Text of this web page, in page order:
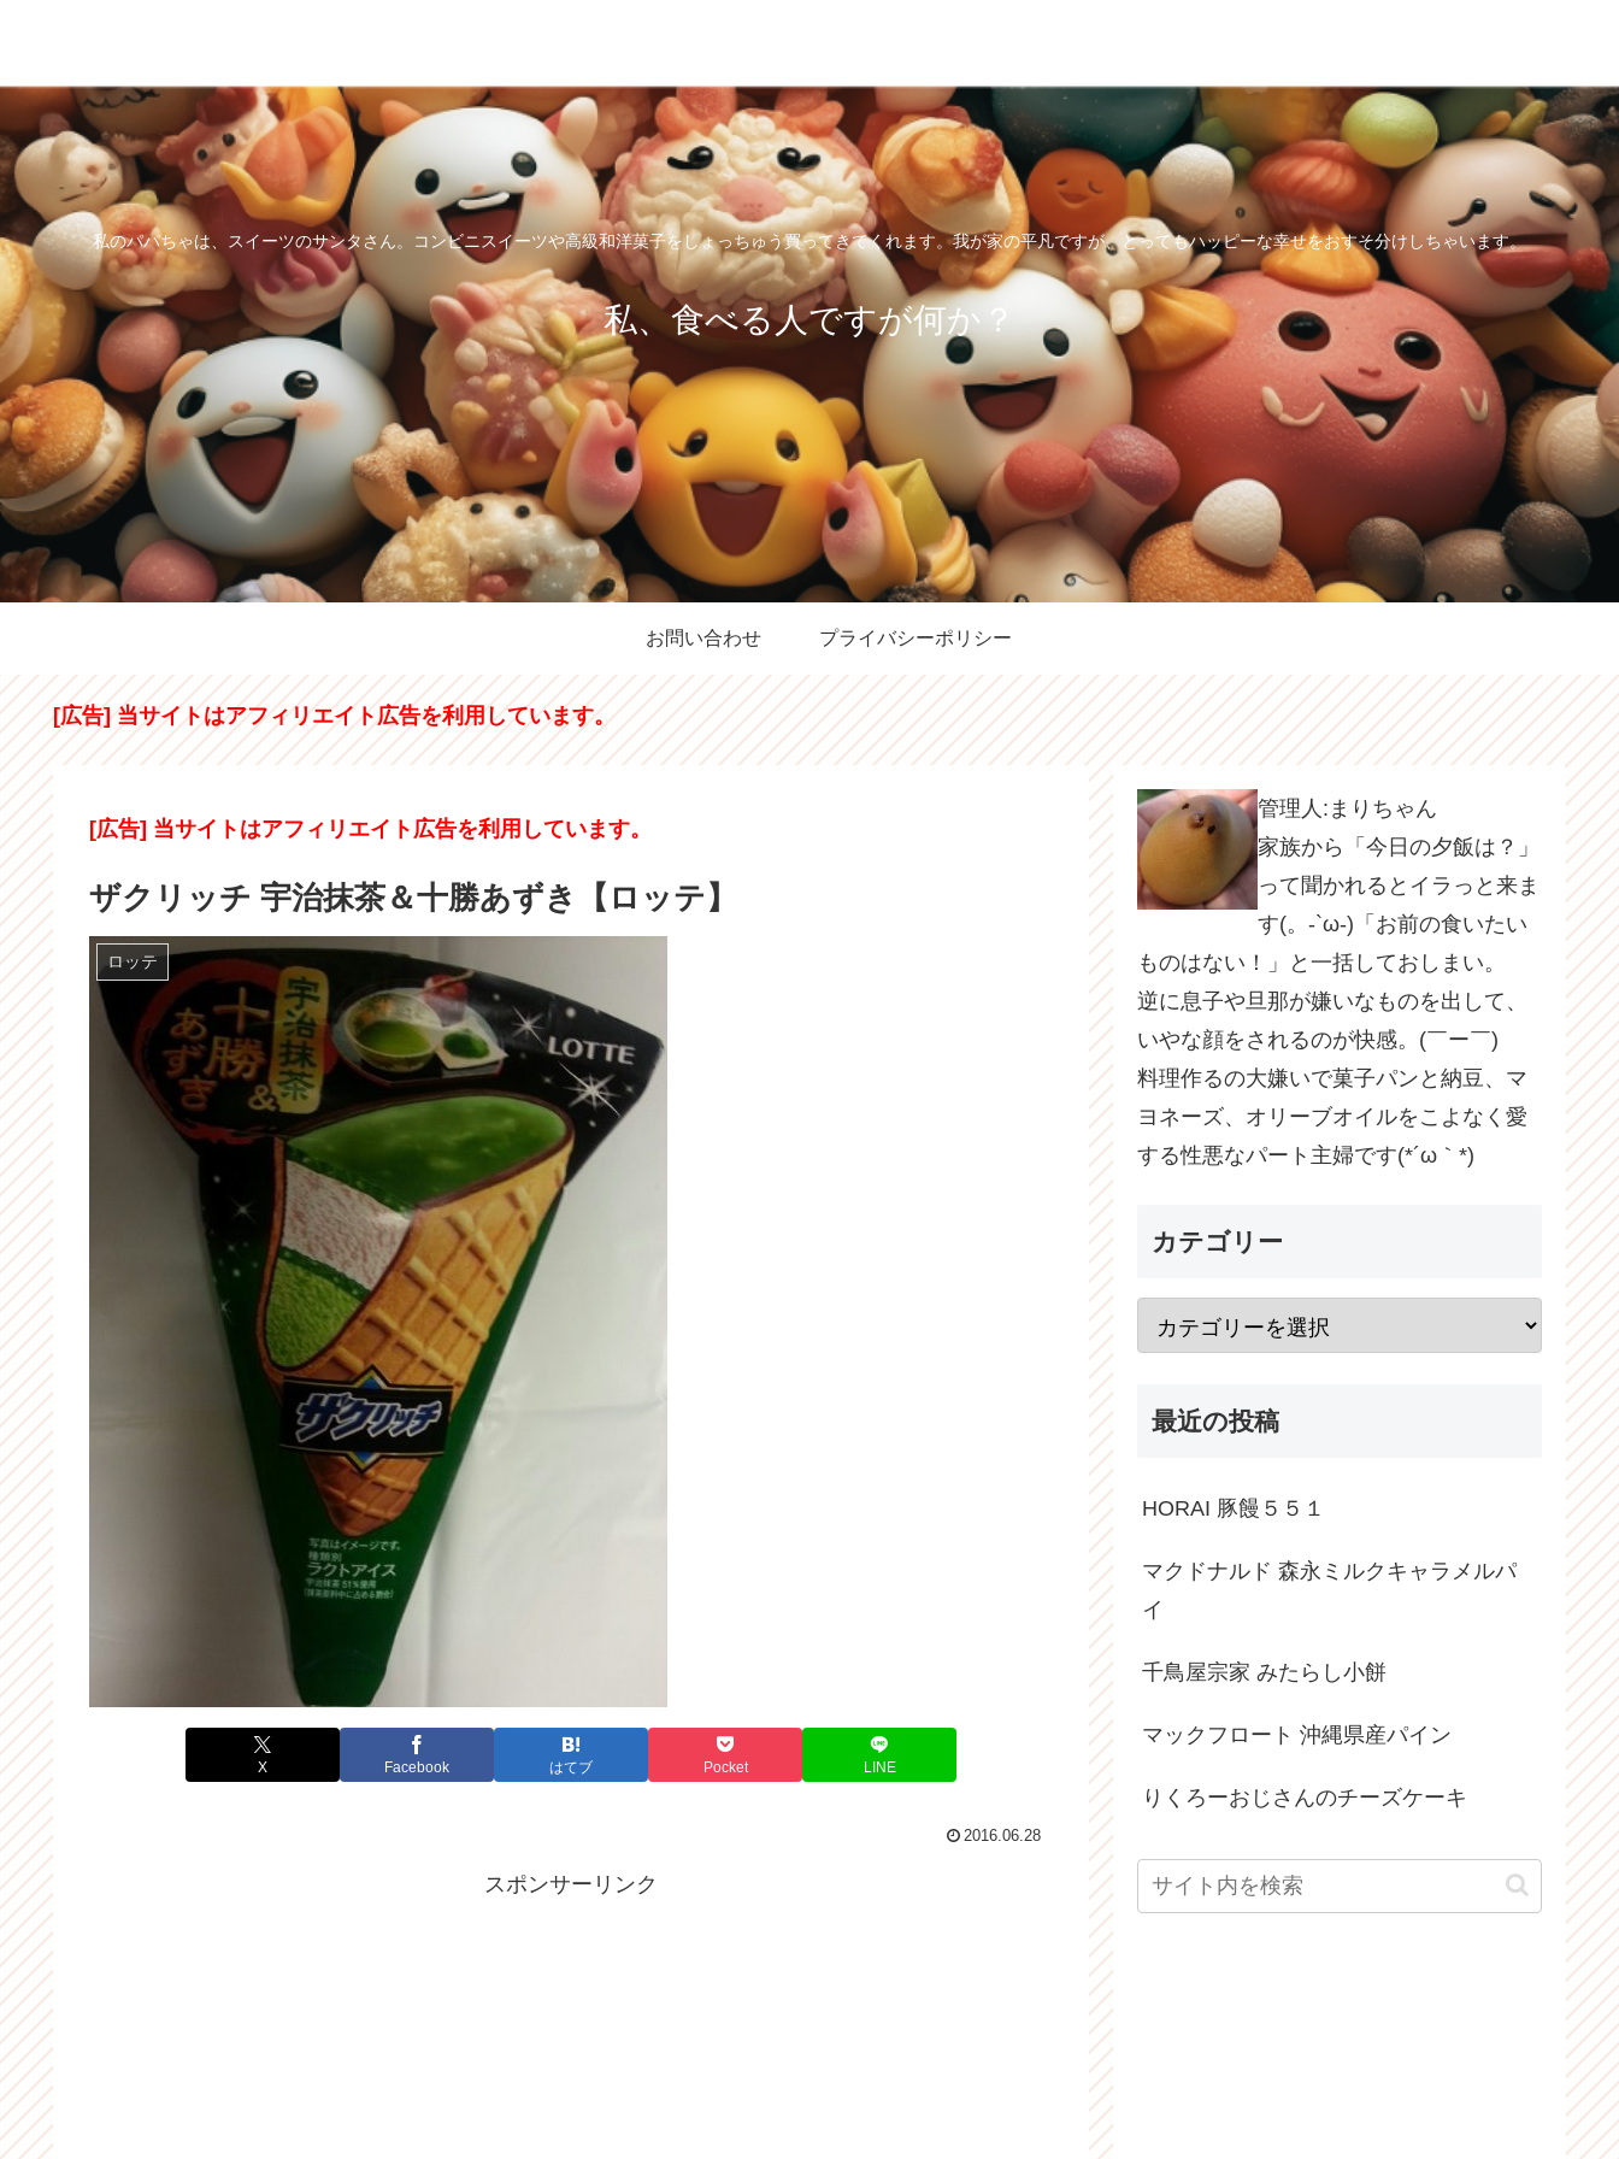
私のパパちゃは、スイーツのサンタさん。コンビニスイーツや高級和洋菓子をしょっちゅう買ってきてくれます。我が家の平凡ですが、とってもハッピーな幸せをおすそ分けしちゃいます。
私、食べる人ですが何か？
お問い合わせ プライバシーポリシー
[広告] 当サイトはアフィリエイト広告を利用しています。
[広告] 当サイトはアフィリエイト広告を利用しています。
ザクリッチ 宇治抹茶＆十勝あずき【ロッテ】
ロッテ
X Facebook はてブ Pocket LINE
2016.06.28
スポンサーリンク
管理人:まりちゃん
家族から「今日の夕飯は？」
って聞かれるとイラっと来ま
す(。-`ω-)「お前の食いたい
ものはない！」と一括しておしまい。
逆に息子や旦那が嫌いなものを出して、
いやな顔をされるのが快感。(￣ー￣)
料理作るの大嫌いで菓子パンと納豆、マ
ヨネーズ、オリーブオイルをこよなく愛
する性悪なパート主婦です(*´ω｀*)
カテゴリー
最近の投稿
HORAI 豚饅５５１
マクドナルド 森永ミルクキャラメルパ
イ
千鳥屋宗家 みたらし小餅
マックフロート 沖縄県産パイン
りくろーおじさんのチーズケーキ